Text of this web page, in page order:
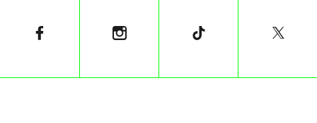
takie jak ZAPA i ZASP są zaniepokojone projektem
nowelizacji ustawy. Zauważają, że z projektu